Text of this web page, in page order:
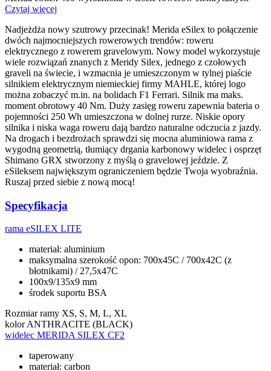
Czytaj więcej
Nadjeżdża nowy szutrowy przecinak! Merida eSilex to połączenie
dwóch najmocniejszych rowerowych trendów: roweru
elektrycznego z rowerem gravelowym. Nowy model wykorzystuje
wiele rozwiązań znanych z Meridy Silex, jednego z czołowych
graveli na świecie, i wzmacnia je umieszczonym w tylnej piaście
silnikiem elektrycznym niemieckiej firmy MAHLE, której logo
można zobaczyć m.in. na bolidach F1 Ferrari. Silnik ma maks.
moment obrotowy 40 Nm. Duży zasięg roweru zapewnia bateria o
pojemności 250 Wh umieszczona w dolnej rurze. Niskie opory
silnika i niska waga roweru dają bardzo naturalne odczucia z jazdy.
Na drogach i bezdrożach sprawdzi się mocna aluminiowa rama z
wygodną geometrią, tłumiący drgania karbonowy widelec i osprzęt
Shimano GRX stworzony z myślą o gravelowej jeździe. Z
eSileksem największym ograniczeniem będzie Twoja wyobraźnia.
Ruszaj przed siebie z nową mocą!
Specyfikacja
rama eSILEX LITE
materiał: aluminium
maksymalna szerokość opon: 700x45C / 700x42C (z
błotnikami) / 27,5x47C
100x9/135x9 mm
środek suportu BSA
Rozmiar ramy XS, S, M, L, XL
kolor ANTHRACITE (BLACK)
widelec MERIDA SILEX CF2
taperowany
materiał: carbon